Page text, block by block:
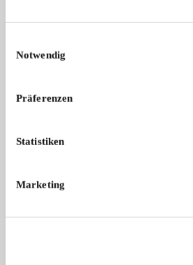
Notwendig
Präferenzen
Statistiken
Marketing
Jaguar E-Type Series 1.5 Coupé |
99.950,- €